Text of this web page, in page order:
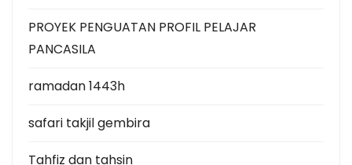
PROYEK PENGUATAN PROFIL PELAJAR
PANCASILA
ramadan 1443h
safari takjil gembira
Tahfiz dan tahsin